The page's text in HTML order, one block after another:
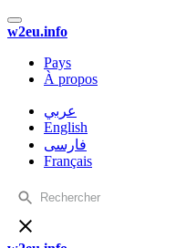
w2eu.info
Pays
À propos
عربي
English
فارسی
Français